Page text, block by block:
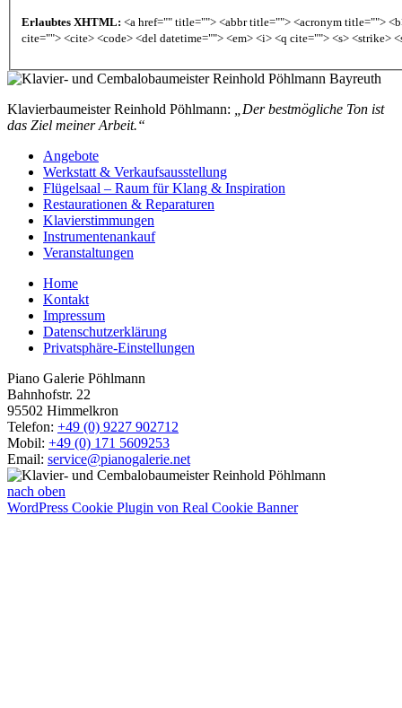
Erlaubtes XHTML: <a href="" title=""> <abbr title=""> <acronym title="">
cite=""> <cite> <code> <del datetime=""> <em> <i> <q cite=""> <s> <strike>
Klavierbaumeister Reinhold Pöhlmann:
„Der bestmögliche Ton ist
das Ziel meiner Arbeit.“
Angebote
Werkstatt & Verkaufsausstellung
Flügelsaal – Raum für Klang & Inspiration
Restaurationen & Reparaturen
Klavierstimmungen
Instrumentenankauf
Veranstaltungen
Home
Kontakt
Impressum
Datenschutzerklärung
Privatsphäre-Einstellungen
Piano Galerie Pöhlmann
Bahnhofstr. 22
95502 Himmelkron
Telefon: +49 (0) 9227 902712
Mobil: +49 (0) 171 5609253
Email: service@pianogalerie.net
nach oben
WordPress Cookie Plugin von Real Cookie Banner